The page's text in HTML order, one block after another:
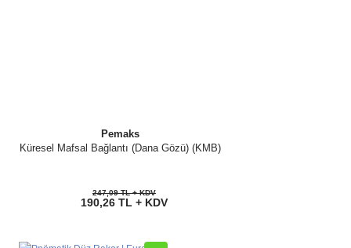
Pemaks
Küresel Mafsal Bağlantı (Dana Gözü) (KMB)
247,09 TL + KDV
190,26 TL + KDV